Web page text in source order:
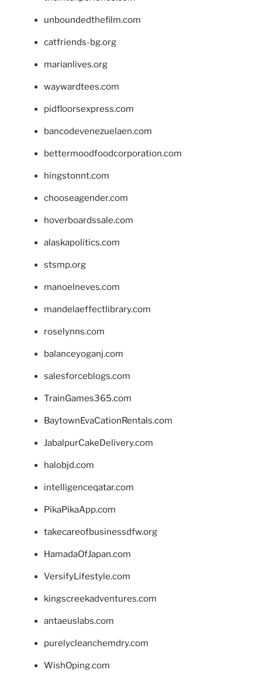
unboundedthefilm.com
catfriends-bg.org
marianlives.org
waywardtees.com
pidfloorsexpress.com
bancodevenezuelaen.com
bettermoodfoodcorporation.com
hingstonnt.com
chooseagender.com
hoverboardssale.com
alaskapolitics.com
stsmp.org
manoelneves.com
mandelaeffectlibrary.com
roselynns.com
balanceyoganj.com
salesforceblogs.com
TrainGames365.com
BaytownEvaCationRentals.com
JabalpurCakeDelivery.com
halobjd.com
intelligenceqatar.com
PikaPikaApp.com
takecareofbusinessdfw.org
HamadaOfJapan.com
VersifyLifestyle.com
kingscreekadventures.com
antaeuslabs.com
purelycleanchemdry.com
WishOping.com